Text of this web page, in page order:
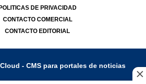
DE PRIVACIDAD
CONTACTO COMERCIAL
CONTACTO EDITORIAL
- CMS para portales de noticias